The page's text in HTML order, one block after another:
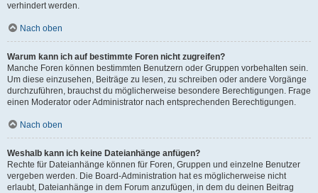
verhindert werden.
Nach oben
Warum kann ich auf bestimmte Foren nicht zugreifen?
Manche Foren können bestimmten Benutzern oder Gruppen vorbehalten sein.
Um diese einzusehen, Beiträge zu lesen, zu schreiben oder andere Vorgänge
durchzuführen, brauchst du möglicherweise besondere Berechtigungen. Frage
einen Moderator oder Administrator nach entsprechenden Berechtigungen.
Nach oben
Weshalb kann ich keine Dateianhänge anfügen?
Rechte für Dateianhänge können für Foren, Gruppen und einzelne Benutzer
vergeben werden. Die Board-Administration hat es möglicherweise nicht
erlaubt, Dateianhänge in dem Forum anzufügen, in dem du deinen Beitrag